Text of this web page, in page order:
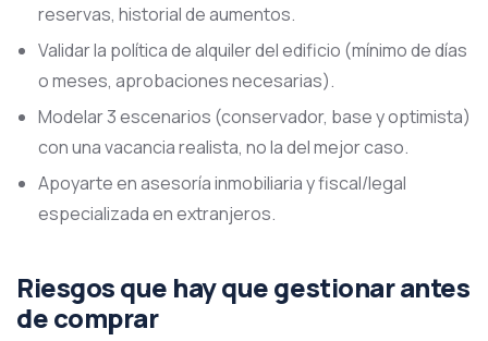
reservas, historial de aumentos.
Validar la política de alquiler del edificio (mínimo de días
o meses, aprobaciones necesarias).
Modelar 3 escenarios (conservador, base y optimista)
con una vacancia realista, no la del mejor caso.
Apoyarte en asesoría inmobiliaria y fiscal/legal
especializada en extranjeros.
Riesgos que hay que gestionar antes
de comprar